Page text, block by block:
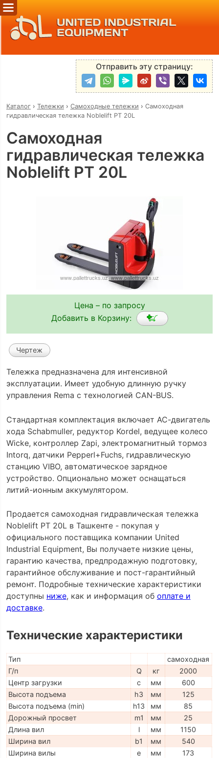
UNITED INDUSTRIAL
EQUIPMENT
Отправить эту страницу:
Каталог› Тележки › Самоходные тележки › Самоходная
гидравлическая тележка Noblelift PT 20L
Самоходная
гидравлическая тележка
Noblelift PT 20L
Цена – по запросу
Добавить в Корзину:
Чертеж
Тележка предназначена для интенсивной
эксплуатации. Имеет удобную длинную ручку
управления Rema с технологией CAN-BUS.
Cтандартная комплектация включает АС-двигатель
хода Schabmuller, редуктор Kordel, ведущее колесо
Wicke, контроллер Zapi, электромагнитный тормоз
Intorq, датчики Pepperl+Fuchs, гидравлическую
станцию VIBO, автоматическое зарядное
устройство. Опционально может оснащаться
литий-ионным аккумулятором.
Продается самоходная гидравлическая тележка
Noblelift PT 20L в Ташкенте - покупая у
официального поставщика компании United
Industrial Equipment, Вы получаете низкие цены,
гарантию качества, предпродажную подготовку,
гарантийное обслуживание и пост-гарантийный
ремонт. Подробные технические характеристики
доступны ниже, как и информация об оплате и
доставке.
Технические характеристики
Тип
самоходная
Г/п
Q кг
2000
Центр загрузки
c мм
600
Высота подъема
h3 мм
125
Высота подъема (min)
h13 мм
85
Дорожный просвет
m1 мм
25
Длина вил
l мм
1150
Ширина вил
b1 мм
540
Ширина вилы
e мм
173